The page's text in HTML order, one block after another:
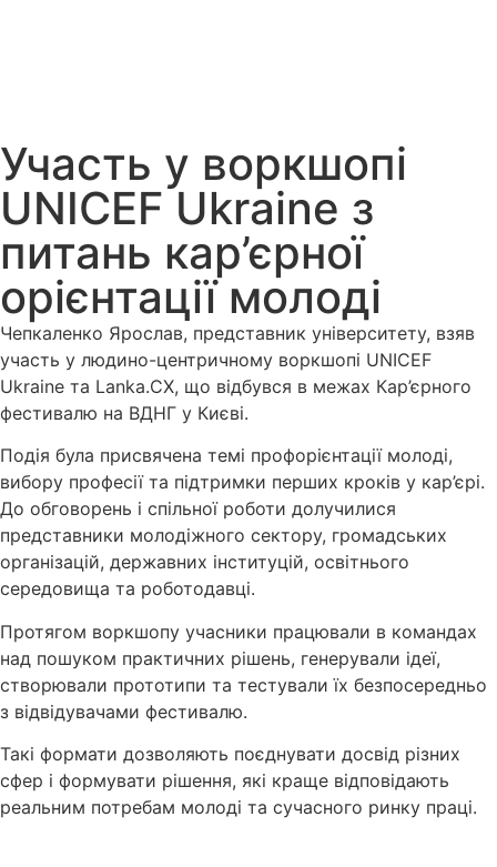
Участь у воркшопі
UNICEF Ukraine з
питань кар’єрної
орієнтації молоді
Чепкаленко Ярослав, представник університету, взяв
участь у людино-центричному воркшопі UNICEF
Ukraine та Lanka.CX, що відбувся в межах Кар’єрного
фестивалю на ВДНГ у Києві.
Подія була присвячена темі профорієнтації молоді,
вибору професії та підтримки перших кроків у кар’єрі.
До обговорень і спільної роботи долучилися
представники молодіжного сектору, громадських
організацій, державних інституцій, освітнього
середовища та роботодавці.
Протягом воркшопу учасники працювали в командах
над пошуком практичних рішень, генерували ідеї,
створювали прототипи та тестували їх безпосередньо
з відвідувачами фестивалю.
Такі формати дозволяють поєднувати досвід різних
сфер і формувати рішення, які краще відповідають
реальним потребам молоді та сучасного ринку праці.